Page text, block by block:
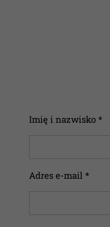
Imię i nazwisko *
Adres e-mail *